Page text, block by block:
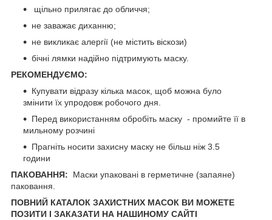
щільно прилягає до обличчя;
не заважає диханню;
не викликає алергії (не містить віскози)
бічні лямки надійно підтримують маску.
РЕКОМЕНДУЄМО:
Купувати відразу кілька масок, щоб можна було
змінити їх упродовж робочого дня.
Перед використанням обробіть маску - промийте її в
мильному розчині
Прагніть носити захисну маску не більш ніж 3.5
години
ПАКОВАННЯ: Маски упаковані в герметичне (запаяне)
паковання.
ПОВНИЙ КАТАЛОК ЗАХИСТНИХ МАСОК ВИ МОЖЕТЕ
ПОЗИТИ І ЗАКАЗАТИ НА НАШИНОМУ САЙТІ